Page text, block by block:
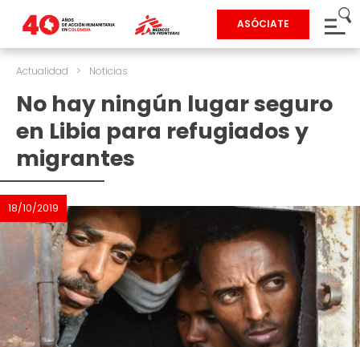
ASÓCIATE
Actualidad > Noticias
No hay ningún lugar seguro
en Libia para refugiados y
migrantes
18/10/2019